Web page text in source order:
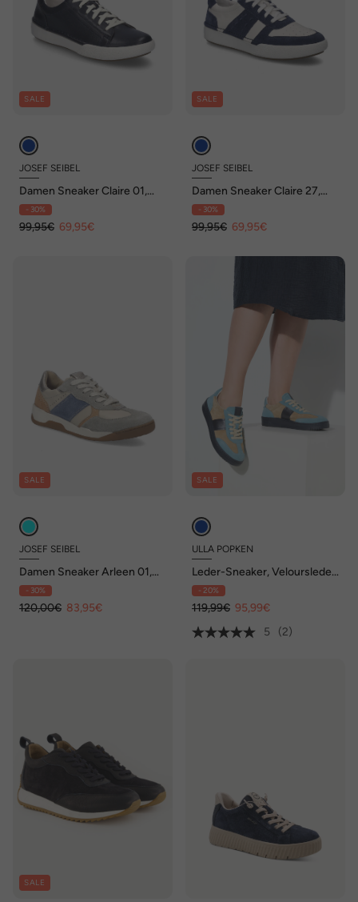
SALE
JOSEF SEIBEL
Damen Sneaker Claire 01,
indigo
- 30%
99,95€ 69,95€
SALE
JOSEF SEIBEL
Damen Sneaker Claire 27,
jeans-kombi
- 30%
99,95€ 69,95€
SALE
JOSEF SEIBEL
Damen Sneaker Arleen 01,
sage-multi
- 30%
120,00€ 83,95€
SALE
ULLA POPKEN
Leder-Sneaker, Veloursleder,
Wechselfußbett, Weite H
- 20%
119,99€ 95,99€
5
(2)
SALE